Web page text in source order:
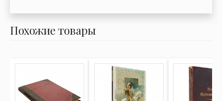
Похожие товары